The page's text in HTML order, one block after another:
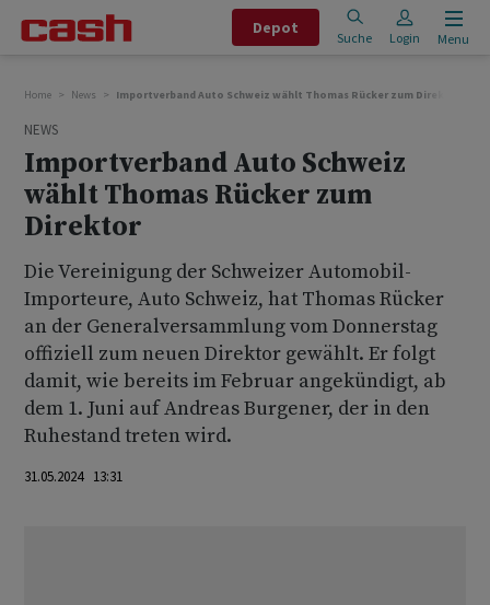
Depot
Suche Login Menu
Home News Importverband Auto Schweiz wählt Thomas Rücker zum Direktor
NEWS
Importverband Auto Schweiz
wählt Thomas Rücker zum
Direktor
Die Vereinigung der Schweizer Automobil-
Importeure, Auto Schweiz, hat Thomas Rücker
an der Generalversammlung vom Donnerstag
offiziell zum neuen Direktor gewählt. Er folgt
damit, wie bereits im Februar angekündigt, ab
dem 1. Juni auf Andreas Burgener, der in den
Ruhestand treten wird.
31.05.2024 13:31